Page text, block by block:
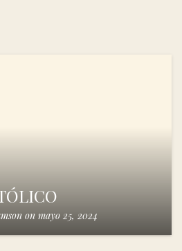
on mayo 25, 2024